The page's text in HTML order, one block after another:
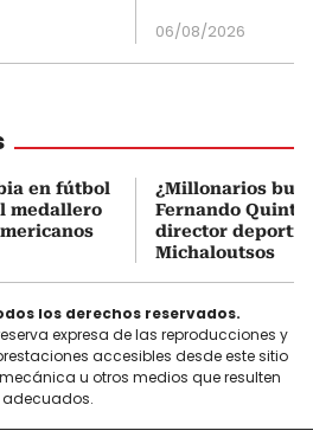
06/08/2026
en fútbol
medallero
¿Millonarios
Fernando
director
Michaloutsos
los derechos reservados.
expresa de las reproducciones y
accesibles desde este sitio
u otros medios que resulten
adecuados.